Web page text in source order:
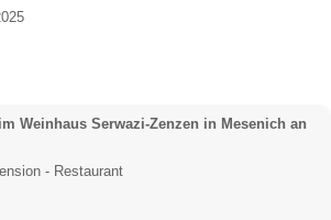
Weinhaus Serwazi-Zenzen in Mesenich an
- Restaurant